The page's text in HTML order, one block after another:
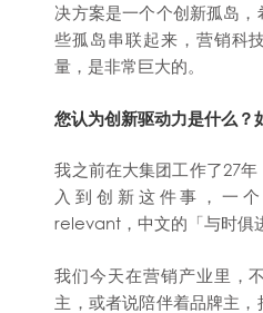
决方案是一个个创新孤岛
些孤岛串联起来，营销科
量，是非常巨大的。
您认为创新驱动力是什么？
我之前在大集团工作了27
入到创新这件事，一
relevant，中文的「与时俱
我们今天在营销产业里，
主，或者说陪伴着品牌主